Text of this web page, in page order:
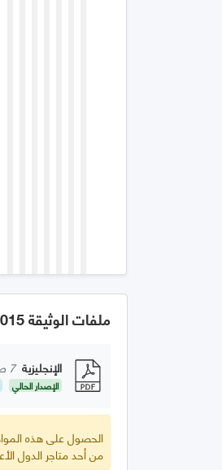
ملفات الوثيقة GSO ISO 10893-5:2015
الإنجليزية 7 صفحات
الإصدار الحالي
الحصول على هذه
من أحد متاجر الدول